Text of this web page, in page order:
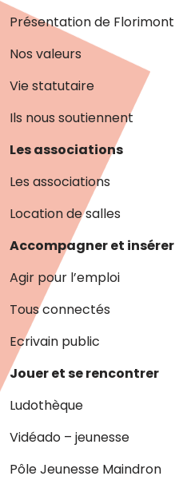
Présentation de Florimont
Nos valeurs
Vie statutaire
Ils nous soutiennent
Les associations
Les associations
Location de salles
Accompagner et insérer
Agir pour l’emploi
Tous connectés
Ecrivain public
Jouer et se rencontrer
Ludothèque
Vidéado – jeunesse
Pôle Jeunesse Maindron